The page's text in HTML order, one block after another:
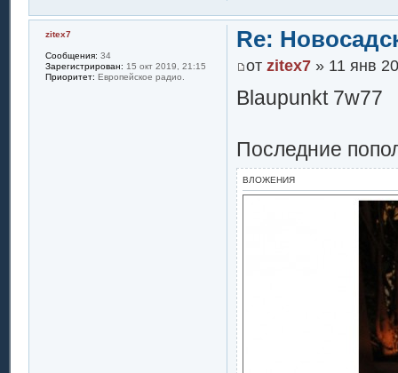
Re:
от zitex7» 11 янв
Blaupunkt 7w77
Последние
ВЛОЖЕНИЯ
zitex7
Сообщения: 34
Зарегистрирован: 15 окт 2019, 21:15
Приоритет: Европейское радио.